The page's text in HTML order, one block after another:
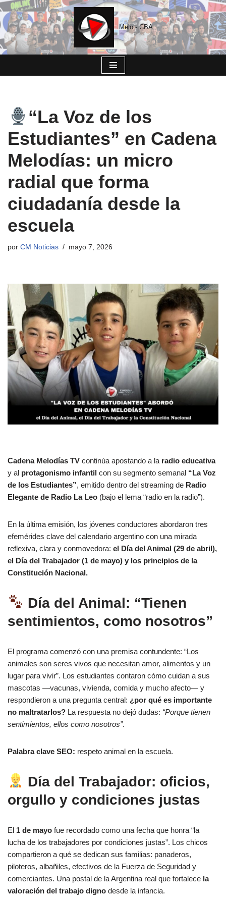
Saltar
al
contenido
Melo - CBA
“La Voz de los
Estudiantes” en Cadena
Melodías: un micro
radial que forma
ciudadanía desde la
escuela
por CM Noticias mayo 7, 2026
Cadena Melodías TV continúa apostando a la radio educativa
y al protagonismo infantil con su segmento semanal “La Voz
de los Estudiantes”, emitido dentro del streaming de Radio
Elegante de Radio La Leo (bajo el lema “radio en la radio”).
En la última emisión, los jóvenes conductores abordaron tres
efemérides clave del calendario argentino con una mirada
reflexiva, clara y conmovedora: el Día del Animal (29 de abril),
el Día del Trabajador (1 de mayo) y los principios de la
Constitución Nacional.
Día del Animal: “Tienen
sentimientos, como nosotros”
El programa comenzó con una premisa contundente: “Los
animales son seres vivos que necesitan amor, alimentos y un
lugar para vivir”. Los estudiantes contaron cómo cuidan a sus
mascotas —vacunas, vivienda, comida y mucho afecto— y
respondieron a una pregunta central: ¿por qué es importante
no maltratarlos? La respuesta no dejó dudas: “Porque tienen
sentimientos, ellos como nosotros”.
Palabra clave SEO: respeto animal en la escuela.
Día del Trabajador: oficios,
orgullo y condiciones justas
El 1 de mayo fue recordado como una fecha que honra “la
lucha de los trabajadores por condiciones justas”. Los chicos
compartieron a qué se dedican sus familias: panaderos,
piloteros, albañiles, efectivos de la Fuerza de Seguridad y
comerciantes. Una postal de la Argentina real que fortalece la
valoración del trabajo digno desde la infancia.